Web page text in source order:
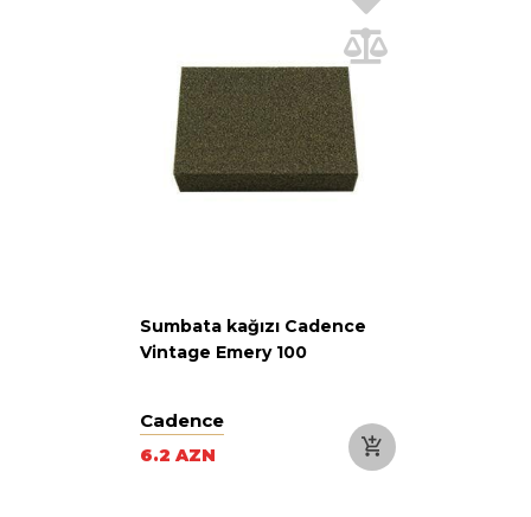
Sumbata kağızı Cadence
Vintage Emery 100
Cadence
6.2 AZN